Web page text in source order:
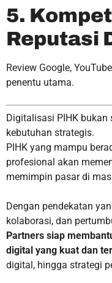
5.
Reputasi
Review Google,
penentu utama.
Digitalisasi PIHK
kebutuhan strategis.
PIHK yang mampu
profesional akan
memimpin pasar di
Dengan pendekatan
kolaborasi, dan
Partners siap
digital yang kuat dan
digital, hingga strategi